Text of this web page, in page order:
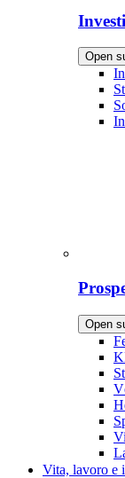
Open
Open
Vita, lavoro e